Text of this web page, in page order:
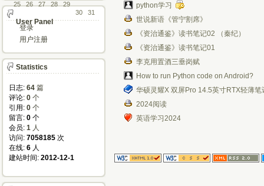
python学习
世说新语《管宁割席》
《资治通鉴》读书笔记02 （秦纪）
《资治通鉴》读书笔记01
李克用置酒三垂岗赋
How to run Python code on Android?
华硕灵耀X 双屏Pro 14.5英寸RTX轻薄笔
2024阅读
英语学习2024
25
26 27 28
29
30
31
User Panel
登录
用户注册
Statistics
日志: 64 篇
评论: 0 个
引用: 0 个
留言: 0 个
会员: 1 人
访问: 7058185 次
在线: 6 人
建站时间: 2012-12-1